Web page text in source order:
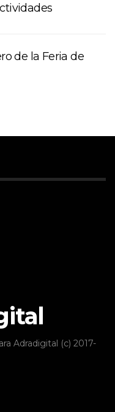
de la Feria de
Adradigital (c) 2017-